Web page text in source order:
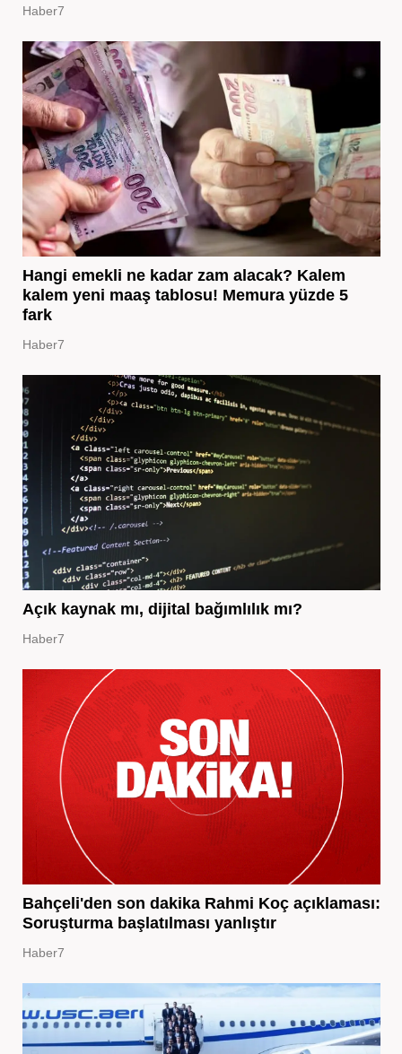
Haber7
Hangi emekli ne kadar zam alacak? Kalem
kalem yeni maaş tablosu! Memura yüzde 5
fark
Haber7
Açık kaynak mı, dijital bağımlılık mı?
Haber7
Bahçeli'den son dakika Rahmi Koç açıklaması:
Soruşturma başlatılması yanlıştır
Haber7